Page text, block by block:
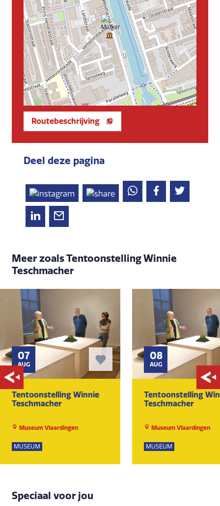
Routebeschrijving
Deel deze pagina
Meer zoals Tentoonstelling Winnie
Teschmacher
07
AUG
Tentoonstelling Winnie
Teschmacher
Museum Vlaardingen
MUSEUM
08
AUG
Tentoonstelling
Teschmacher
Museum Vlaardingen
MUSEUM
Speciaal voor jou